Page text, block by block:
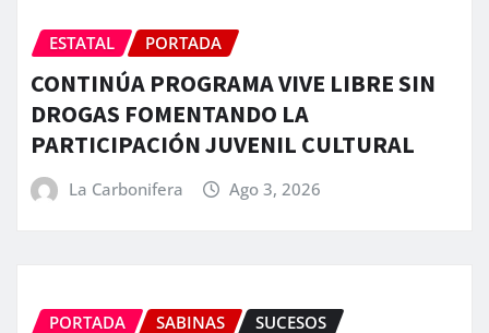
ESTATAL PORTADA
CONTINÚA PROGRAMA VIVE LIBRE SIN
DROGAS FOMENTANDO LA
PARTICIPACIÓN JUVENIL CULTURAL
La Carbonifera Ago 3, 2026
PORTADA SABINAS SUCESOS